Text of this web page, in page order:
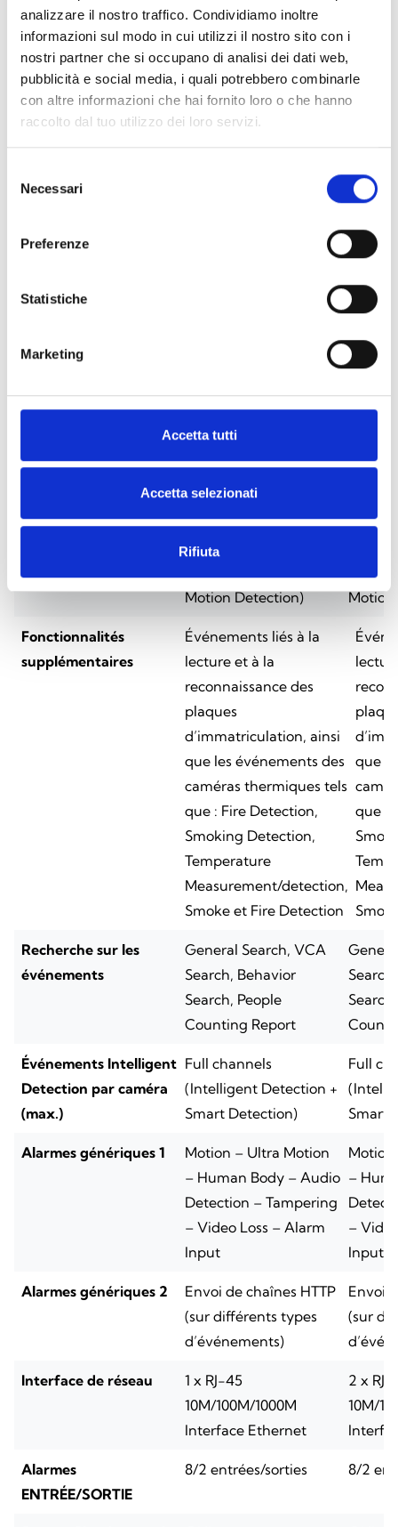
analizzare il nostro traffico. Condividiamo inoltre
informazioni sul modo in cui utilizzi il nostro sito con i
nostri partner che si occupano di analisi dei dati web,
pubblicità e social media, i quali potrebbero combinarle
con altre informazioni che hai fornito loro o che hanno
raccolto dal tuo utilizzo dei loro servizi.
delNecessari
Preferenze
Statistiche
Marketing
Accetta tutti
Accetta selezionati
Rifiuta
Sortie HDMI/VGA HDMI + VGA
SATA (HDD)
2, max. 16 TB x HDD
(non inclus)
(non
Enregistrement
16MP (Dual Stream)
Lecture synchrone
16
Décodage (capacité
H.265 : 2 x 16 MP à 30,
H.265 :
30
Detection par caméra
Cross Line Detection,
Detection, Scene
Change Detection,
Object Left Behind,
Object Removed, Auto
Motion Detection)
Cross
Object
Motion
Fonctionnalités
supplémentaires
Événements liés à la
lecture et à la
reconnaissance des
plaques
d’immatriculation, ainsi
que les événements des
caméras thermiques tels
que : Fire Detection,
Smoking Detection,
Temperature
Measurement/detection,
Smoke et Fire Detection
que
que :
Recherche sur les
événements
General Search, VCA
Search, Behavior
Search, People
Counting Report
Événements Intelligent
Detection par caméra
(max.)
Full channels
(Intelligent Detection +
Smart Detection)
Full
Smart
Alarmes génériques 1
Motion – Ultra Motion
– Human Body – Audio
Detection – Tampering
– Video Loss – Alarm
Input
–
–
Input
Alarmes génériques 2
Envoi de chaînes HTTP
(sur différents types
d’événements)
Envoi
(sur
Interface de réseau
1 x RJ-45
10M/100M/1000M
Interface Ethernet
2 x RJ-
10M/
Alarmes
ENTRÉE/SORTIE
8/2 entrées/sorties 8/2